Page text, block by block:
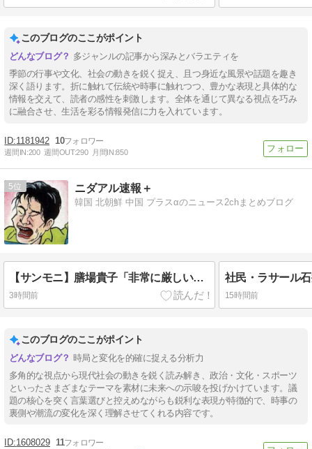
このブログのここがポイント
多ジャンルの記事から深みとバラエティを
季節の行事や文化、社会の動きを鋭く捉え、且つ身近な風景や話題を趣き
深く語ります。折に触れて伝統や時事に触れつつ、豊かな表現と具体的な
情報を交えて、読者の感性を刺激します。全体を通じて異なる視点を巧み
に融合させ、生活を彩る情報発信に力を入れています。
1181942 10
週間IN:200 週間OUT:290 月間IN:850
5 ニダアル速報＋
韓国 北朝鮮 中国 プラスαのニュース2chまとめブログ
【サンモニ】膳場貴子「非常に厳しい」外国人の永住許可の厳格化に「ヘイトがより進む方向になると…」[8/9] [ばーど★]
3時間前 15時間前
このブログのここがポイント
時局と変化を的確に捉える分析力
多角的な視点から現代社会の動きを鋭く読み解き、政治・文化・スポーツ
といったさまざまなテーマを素材に未来への示唆を投げかけています。議
題の核心を突く言葉選びと控えめながらも鋭利な表現が特徴的で、時事の
裏側や潮流の変化を深く理解させてくれる内容です。
1608029 11